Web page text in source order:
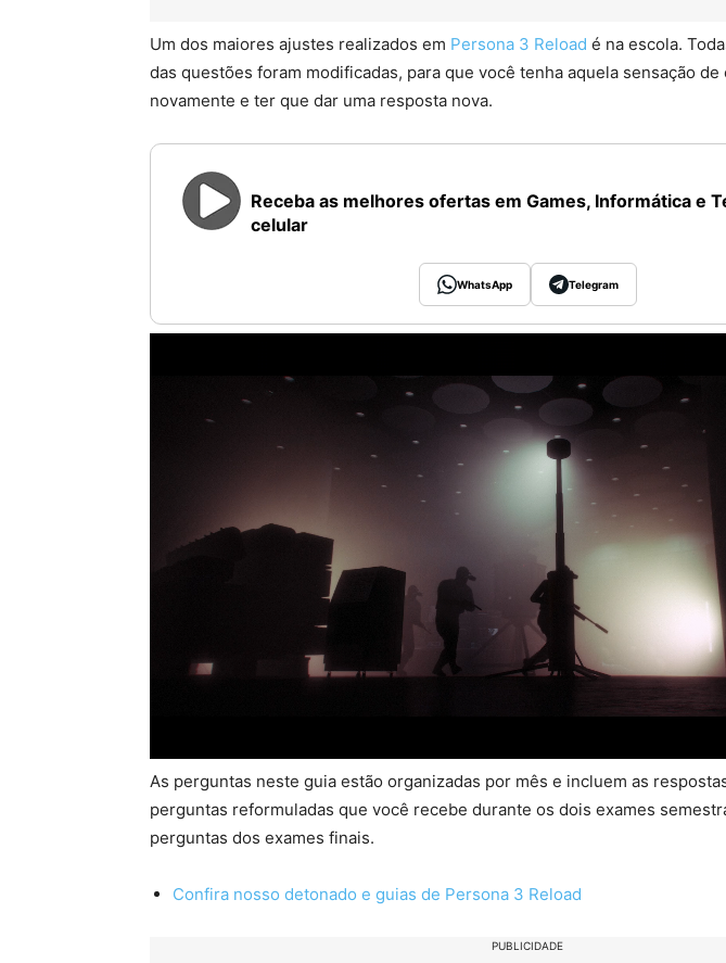
Um dos maiores ajustes realizados em Persona 3 Reload é na escola.
das questões foram modificadas, para que você tenha aquela sensação
novamente e ter que dar uma resposta nova.
Receba as melhores ofertas em Games, Informática e
celular
WhatsApp Telegram
As perguntas neste guia estão organizadas por mês e incluem as
perguntas reformuladas que você recebe durante os dois exames
perguntas dos exames finais.
Confira nosso detonado e guias de Persona 3 Reload
PUBLICIDADE